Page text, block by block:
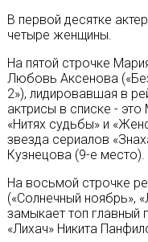
В первой десятке
четыре женщины.
На пятой строчке
Любовь Аксенова
2»), лидировавшая в
актрисы в списке -
«Нитях судьбы» и
звезда сериалов
Кузнецова (9-е место).
На восьмой строчке
(«Солнечный ноябрь»,
замыкает топ главный
«Лихач» Никита